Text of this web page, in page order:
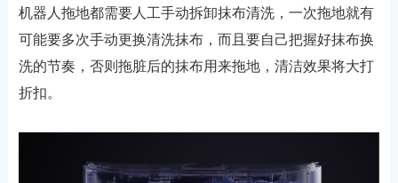
机器人拖地都需要人工手动拆卸抹布清洗，一次拖地就有
可能要多次手动更换清洗抹布，而且要自己把握好抹布换
洗的节奏，否则拖脏后的抹布用来拖地，清洁效果将大打
折扣。